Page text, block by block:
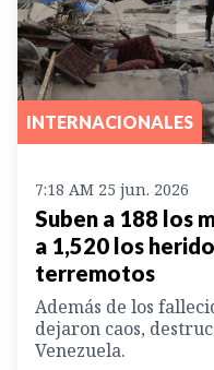
INTERNACIONALES
7:18 AM 25 jun. 2026
Suben a 188 los
a 1,520 los
terremotos
Además de los
dejaron caos,
Venezuela.